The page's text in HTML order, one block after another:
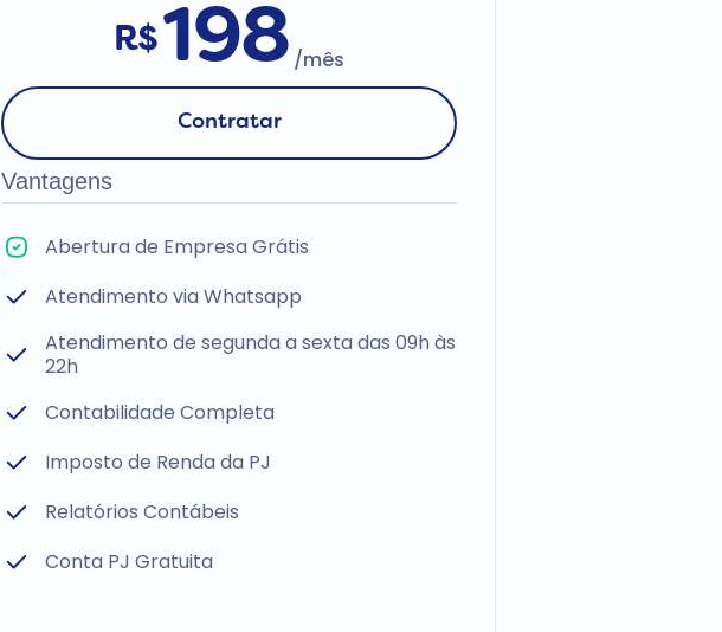
R$198 /mês
Contratar
Vantagens
Abertura de Empresa Grátis
Atendimento via Whatsapp
Atendimento de segunda a sexta das 09h às
22h
Contabilidade Completa
Imposto de Renda da PJ
Relatórios Contábeis
Conta PJ Gratuita